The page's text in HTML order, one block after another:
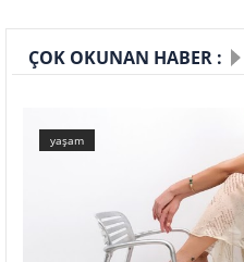
ÇOK OKUNAN HABER :
yaşam